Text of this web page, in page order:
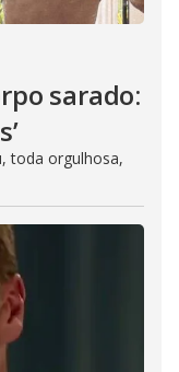
sarado:
toda orgulhosa,